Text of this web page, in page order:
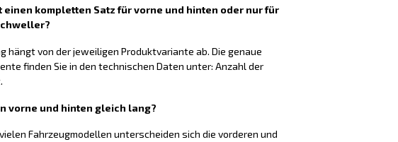
einen kompletten Satz für vorne und hinten oder nur für
hängt von der jeweiligen Produktvariante ab. Die genaue
finden Sie in den technischen Daten unter: Anzahl der
vorne und hinten gleich lang?
Fahrzeugmodellen unterscheiden sich die vorderen und